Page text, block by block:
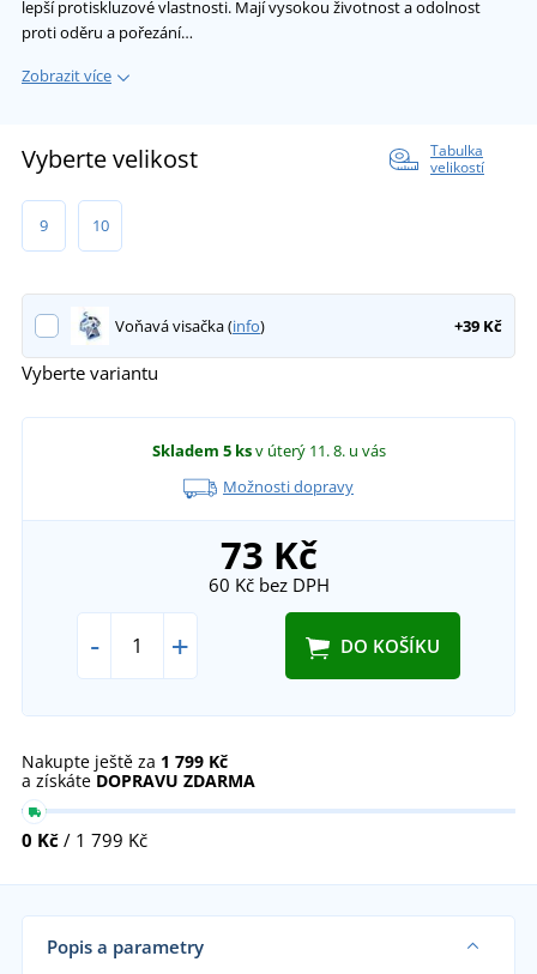
lepší protiskluzové vlastnosti. Mají vysokou životnost a odolnost
proti oděru a pořezání…
Zobrazit více
Vyberte velikost
Tabulka
velikostí
9 10
Voňavá visačka (info) +39 Kč
Vyberte variantu
Skladem 5 ksv úterý 11. 8. u vás
Možnosti dopravy
73 Kč
60 Kčbez DPH
- + DO KOŠÍKU
Nakupte ještě za 1 799 Kč
a získáte DOPRAVU ZDARMA
0 Kč / 1 799 Kč
Popis a parametry